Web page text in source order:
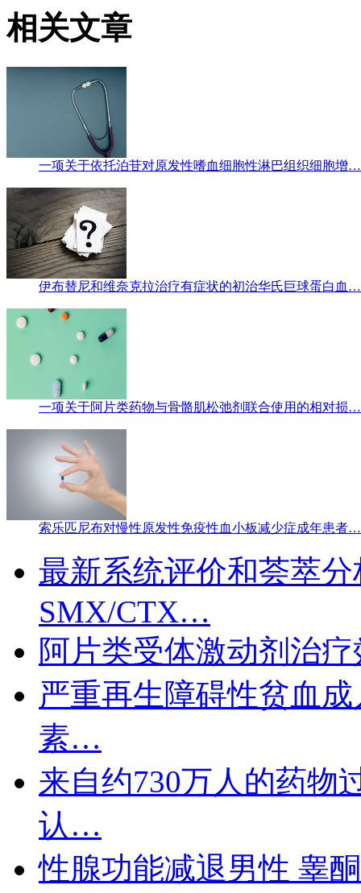
相关文章
一项关于依托泊苷对原发性嗜血细胞性淋巴组织细胞增…
伊布替尼和维奈克拉治疗有症状的初治华氏巨球蛋白血…
一项关于阿片类药物与骨骼肌松弛剂联合使用的相对损…
索乐匹尼布对慢性原发性免疫性血小板减少症成年患者…
最新系统评价和荟萃
SMX/CTX…
阿片类受体激动剂治
严重再生障碍性贫血
素…
来自约730万人的药物
认…
性腺功能减退男性 睾